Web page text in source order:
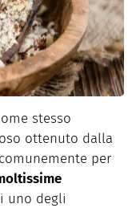
stesso
ottenuto dalla
per
uno degli